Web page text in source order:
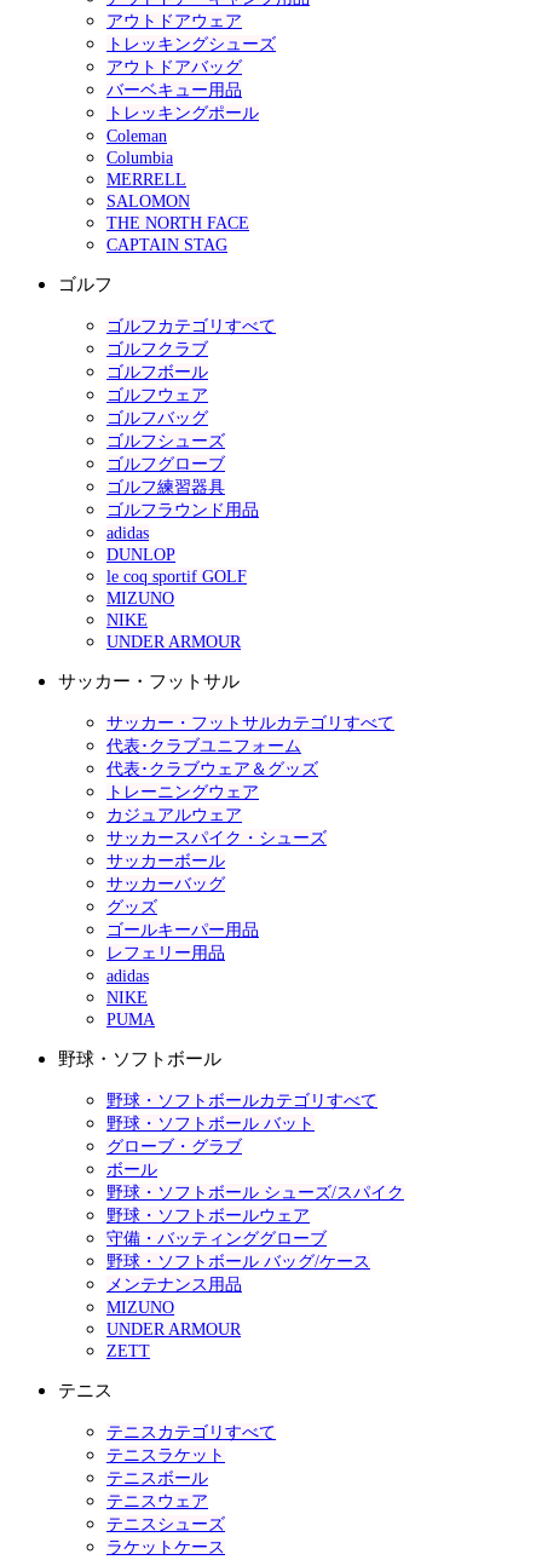
アウトドアウェア
トレッキングシューズ
アウトドアバッグ
バーベキュー用品
トレッキングポール
Coleman
Columbia
MERRELL
SALOMON
THE NORTH FACE
CAPTAIN STAG
ゴルフ
ゴルフカテゴリすべて
ゴルフクラブ
ゴルフボール
ゴルフウェア
ゴルフバッグ
ゴルフシューズ
ゴルフグローブ
ゴルフ練習器具
ゴルフラウンド用品
adidas
DUNLOP
le coq sportif GOLF
MIZUNO
NIKE
UNDER ARMOUR
サッカー・フットサル
サッカー・フットサルカテゴリすべて
代表･クラブユニフォーム
代表･クラブウェア＆グッズ
トレーニングウェア
カジュアルウェア
サッカースパイク・シューズ
サッカーボール
サッカーバッグ
グッズ
ゴールキーパー用品
レフェリー用品
adidas
NIKE
PUMA
野球・ソフトボール
野球・ソフトボールカテゴリすべて
野球・ソフトボール バット
グローブ・グラブ
ボール
野球・ソフトボール シューズ/スパイク
野球・ソフトボールウェア
守備・バッティンググローブ
野球・ソフトボール バッグ/ケース
メンテナンス用品
MIZUNO
UNDER ARMOUR
ZETT
テニス
テニスカテゴリすべて
テニスラケット
テニスボール
テニスウェア
テニスシューズ
ラケットケース